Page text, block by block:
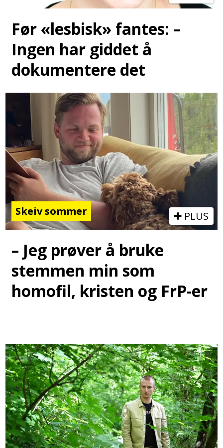
Før «lesbisk» fantes: –
Ingen har giddet å
dokumentere det
Skeiv sommer PLUS
– Jeg prøver å bruke
stemmen min som
homofil, kristen og FrP-er